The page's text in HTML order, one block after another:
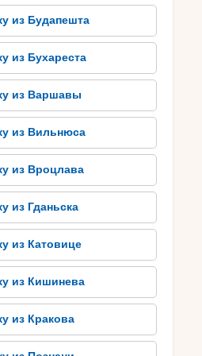
морепродукты
или в соусах с
придающими им
Также стоит попробовать
блюдо с мясом или
с благоухающими
молоком.
отведать хопперс –
с яйцом или
которые можно поедать с
или острых соусов. И,
отведать чудесный
Шри-Ланка считает
разнообразию
ланкийская кухня
ваше гастрономическое
из Будапешта
из Бухареста
из Варшавы
из Вильнюса
из Вроцлава
из Гданьска
из Катовице
из Кишинева
из Кракова